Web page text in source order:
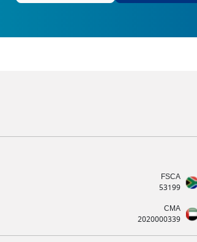
FSCA
53199
CMA
2020000339